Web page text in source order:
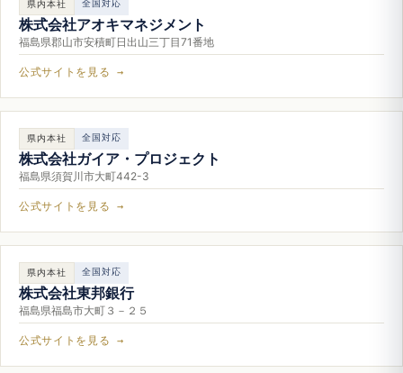
県内本社 全国対応
株式会社アオキマネジメント
福島県郡山市安積町日出山三丁目71番地
公式サイトを見る →
県内本社 全国対応
株式会社ガイア・プロジェクト
福島県須賀川市大町442-3
公式サイトを見る →
県内本社 全国対応
株式会社東邦銀行
福島県福島市大町３－２５
公式サイトを見る →